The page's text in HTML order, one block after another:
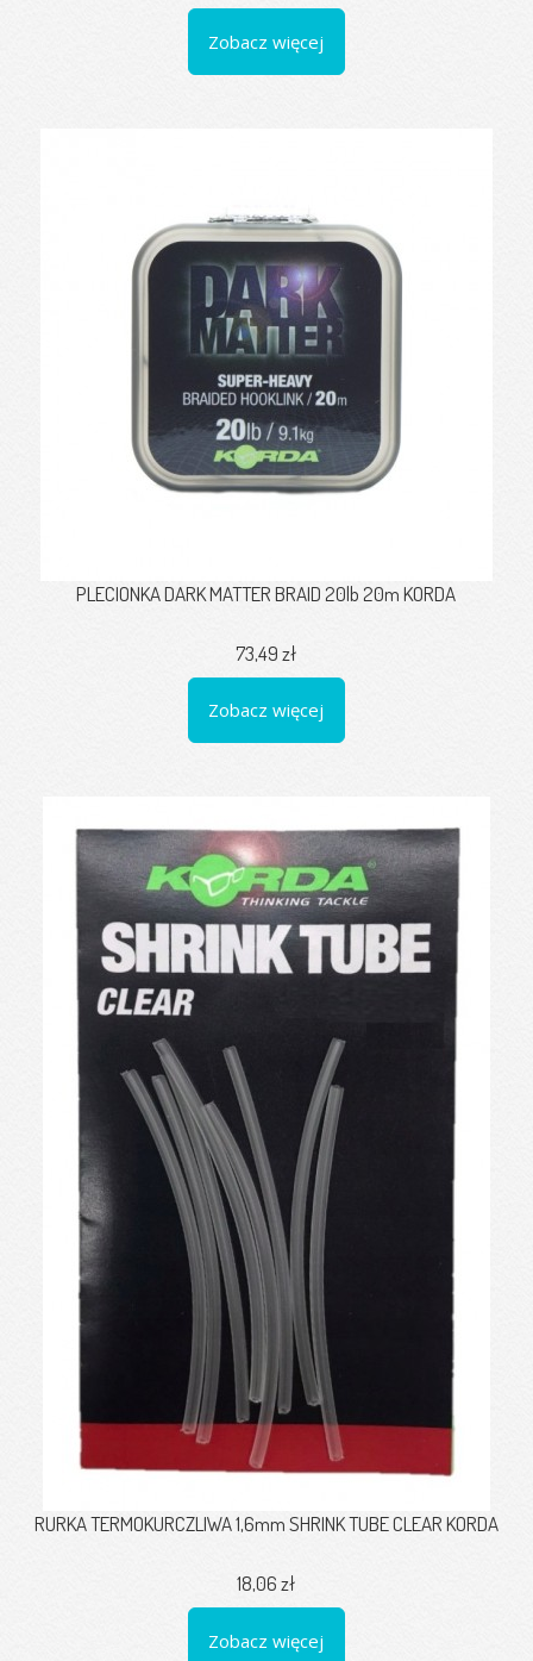
Zobacz więcej
PLECIONKA DARK MATTER BRAID 20lb 20m KORDA
73,49 zł
Zobacz więcej
RURKA TERMOKURCZLIWA 1,6mm SHRINK TUBE CLEAR KORDA
18,06 zł
Zobacz więcej